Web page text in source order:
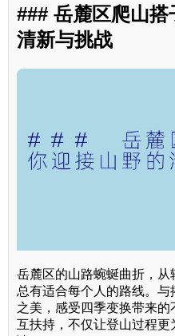
### 岳麓区爬山
清新与挑战
岳麓区的山路蜿蜒曲折，从
总有适合每个人的路线。
之美，感受四季变换带来
互扶持，不仅让登山过程